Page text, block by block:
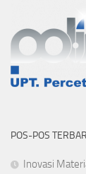
POS-POS
Inovasi